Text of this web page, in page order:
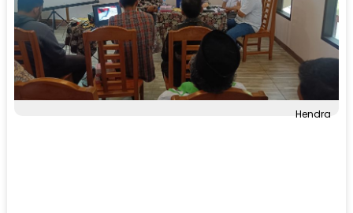
Hendra